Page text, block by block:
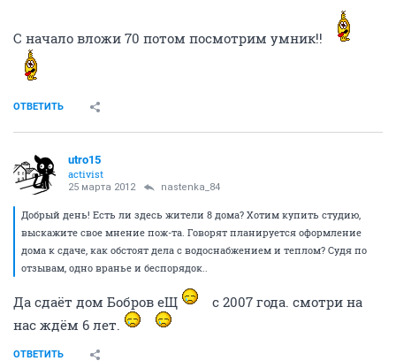
С начало вложи 70 потом посмотрим умник!!
ОТВЕТИТЬ
utro15
activist
25 марта 2012 nastenka_84
Добрый день! Есть ли здесь жители 8 дома? Хотим купить студию,
выскажите свое мнение пож-та. Говорят планируется оформление
дома к сдаче, как обстоят дела с водоснабжением и теплом? Судя по
отзывам, одно вранье и беспорядок..
Да сдаёт дом Бобров еЩ
с 2007 года. смотри на
нас ждём 6 лет.
ОТВЕТИТЬ